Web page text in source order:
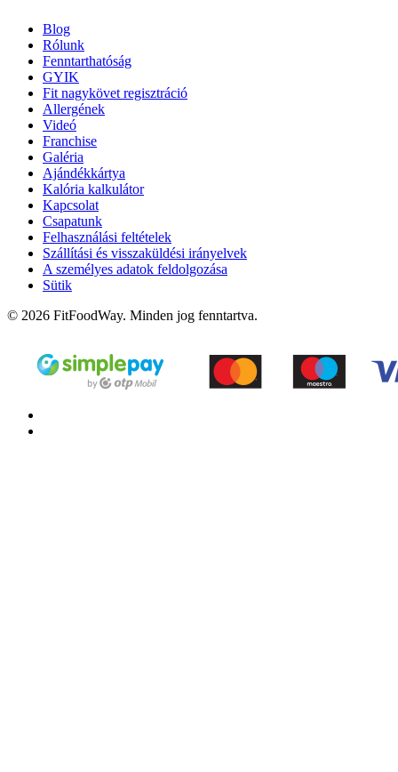
Blog
Rólunk
Fenntarthatóság
GYIK
Fit nagykövet regisztráció
Allergének
Videó
Franchise
Galéria
Ajándékkártya
Kalória kalkulátor
Kapcsolat
Csapatunk
Felhasználási feltételek
Szállítási és visszaküldési irányelvek
A személyes adatok feldolgozása
Sütik
© 2026 FitFoodWay. Minden jog fenntartva.